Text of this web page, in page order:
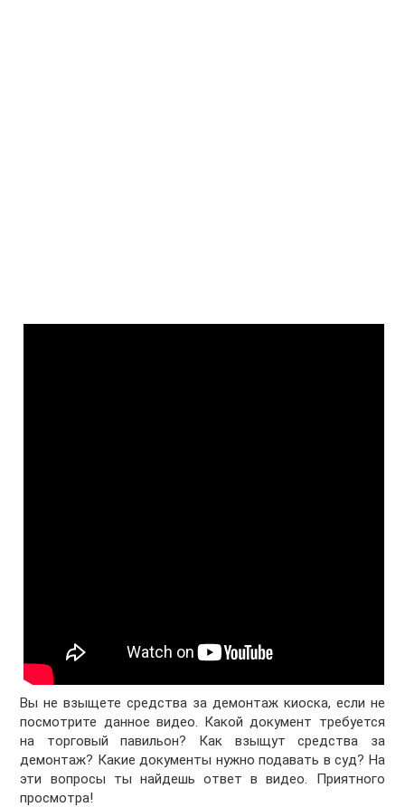
Вы не взыщете средства за демонтаж киоска, если не
посмотрите данное видео. Какой документ требуется
на торговый павильон? Как взыщут средства за
демонтаж? Какие документы нужно подавать в суд? На
эти вопросы ты найдешь ответ в видео. Приятного
просмотра!